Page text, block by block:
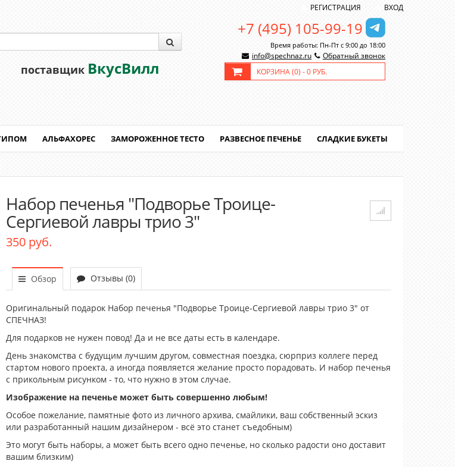
РЕГИСТРАЦИЯ ВХОД
поставщик ВкусВилл
+7 (495) 105-99-19
Время работы: Пн-Пт с 9:00 до 18:00
info@spechnaz.ru
Обратный звонок
КОРЗИНА (0) -0 РУБ.
АЛЬФАХОРЕС ЗАМОРОЖЕННОЕ ТЕСТО РАЗВЕСНОЕ ПЕЧЕНЬЕ СЛАДКИЕ БУКЕТЫ
Набор печенья "Подворье Троице-
Сергиевой лавры трио 3"
350 руб.
Обзор Отзывы (0)
Оригинальный подарок Набор печенья "Подворье Троице-Сергиевой лавры трио 3" от
СПЕЧНАЗ!
Для подарков не нужен повод! Да и не все даты есть в календаре.
День знакомства с будущим лучшим другом, совместная поездка, сюрприз коллеге перед
стартом нового проекта, а иногда появляется желание просто порадовать. И набор печенья
с прикольным рисунком - то, что нужно в этом случае.
Изображение на печенье может быть совершенно любым!
Особое пожелание, памятные фото из личного архива, смайлики, ваш собственный эскиз
или разработанный нашим дизайнером - всё это станет съедобным)
Это могут быть наборы, а может быть всего одно печенье, но сколько радости оно доставит
вашим близким)